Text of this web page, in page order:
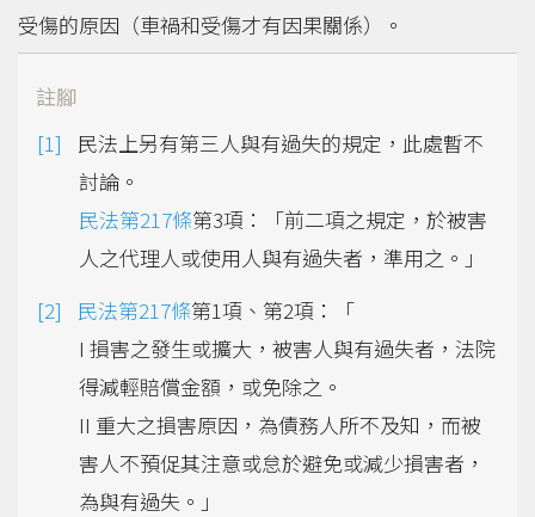
受傷的原因（車禍和受傷才有因果關係）。
註腳
民法上另有第三人與有過失的規定，此處暫不
討論。
民法第217條第3項：「前二項之規定，於被害
人之代理人或使用人與有過失者，準用之。」
民法第217條第1項、第2項：「
I 損害之發生或擴大，被害人與有過失者，法院
得減輕賠償金額，或免除之。
II 重大之損害原因，為債務人所不及知，而被
害人不預促其注意或怠於避免或減少損害者，
為與有過失。」